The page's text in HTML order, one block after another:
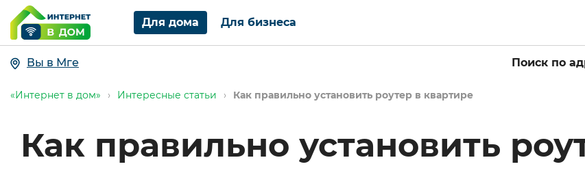
Для дома Для бизнеса
Вы в Мге Поиск по
«Интернет в дом» › Интересные статьи › Как правильно установить роутер в квартире
Как правильно установить